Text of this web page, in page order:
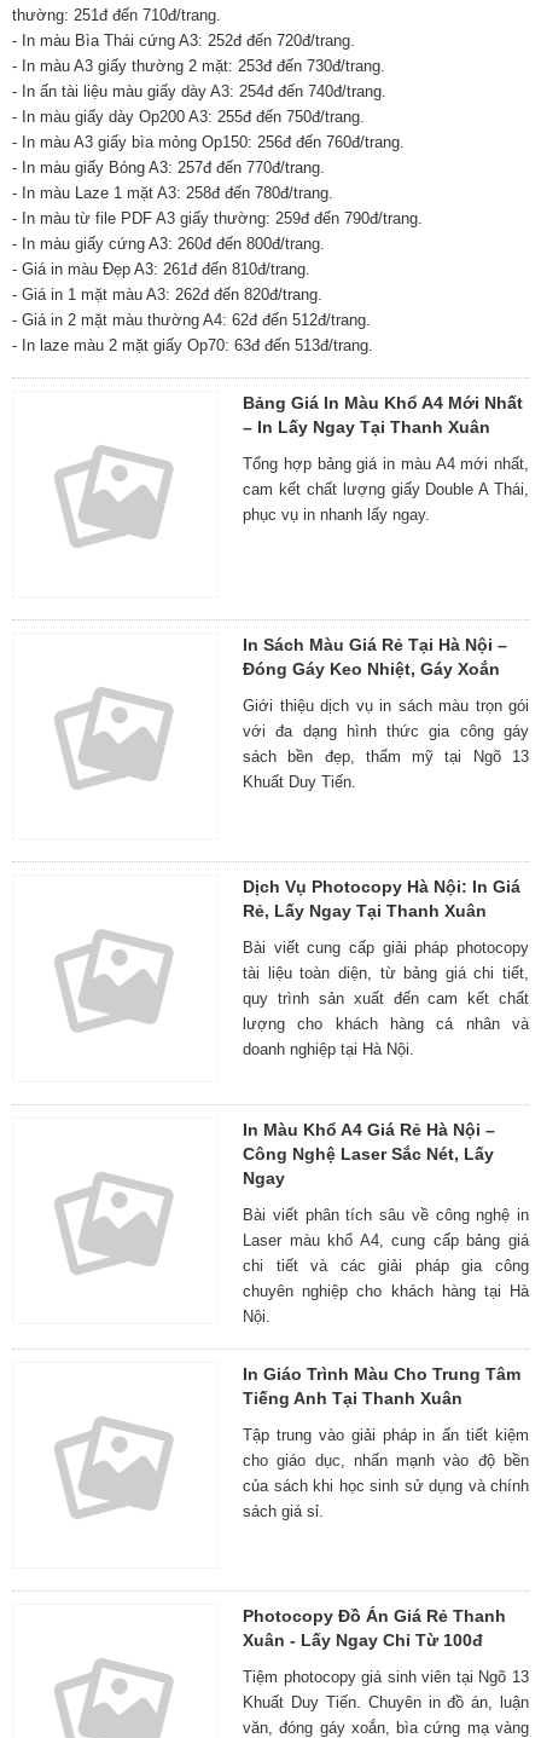
thường: 251đ đến 710đ/trang.
- In màu Bìa Thái cứng A3: 252đ đến 720đ/trang.
- In màu A3 giấy thường 2 mặt: 253đ đến 730đ/trang.
- In ấn tài liệu màu giấy dày A3: 254đ đến 740đ/trang.
- In màu giấy dày Op200 A3: 255đ đến 750đ/trang.
- In màu A3 giấy bìa mỏng Op150: 256đ đến 760đ/trang.
- In màu giấy Bóng A3: 257đ đến 770đ/trang.
- In màu Laze 1 mặt A3: 258đ đến 780đ/trang.
- In màu từ file PDF A3 giấy thường: 259đ đến 790đ/trang.
- In màu giấy cứng A3: 260đ đến 800đ/trang.
- Giá in màu Đẹp A3: 261đ đến 810đ/trang.
- Giá in 1 mặt màu A3: 262đ đến 820đ/trang.
- Giá in 2 mặt màu thường A4: 62đ đến 512đ/trang.
- In laze màu 2 mặt giấy Op70: 63đ đến 513đ/trang.
Bảng Giá In Màu Khổ A4 Mới Nhất
– In Lấy Ngay Tại Thanh Xuân
Tổng hợp bảng giá in màu A4 mới nhất,
cam kết chất lượng giấy Double A Thái,
phục vụ in nhanh lấy ngay.
In Sách Màu Giá Rẻ Tại Hà Nội –
Đóng Gáy Keo Nhiệt, Gáy Xoắn
Giới thiệu dịch vụ in sách màu trọn gói
với đa dạng hình thức gia công gáy
sách bền đẹp, thẩm mỹ tại Ngõ 13
Khuất Duy Tiến.
Dịch Vụ Photocopy Hà Nội: In Giá
Rẻ, Lấy Ngay Tại Thanh Xuân
Bài viết cung cấp giải pháp photocopy
tài liệu toàn diện, từ bảng giá chi tiết,
quy trình sản xuất đến cam kết chất
lượng cho khách hàng cá nhân và
doanh nghiệp tại Hà Nội.
In Màu Khổ A4 Giá Rẻ Hà Nội –
Công Nghệ Laser Sắc Nét, Lấy
Ngay
Bài viết phân tích sâu về công nghệ in
Laser màu khổ A4, cung cấp bảng giá
chi tiết và các giải pháp gia công
chuyên nghiệp cho khách hàng tại Hà
Nội.
In Giáo Trình Màu Cho Trung Tâm
Tiếng Anh Tại Thanh Xuân
Tập trung vào giải pháp in ấn tiết kiệm
cho giáo dục, nhấn mạnh vào độ bền
của sách khi học sinh sử dụng và chính
sách giá sỉ.
Photocopy Đồ Án Giá Rẻ Thanh
Xuân - Lấy Ngay Chỉ Từ 100đ
Tiệm photocopy giá sinh viên tại Ngõ 13
Khuất Duy Tiến. Chuyên in đồ án, luận
văn, đóng gáy xoắn, bìa cứng mạ vàng